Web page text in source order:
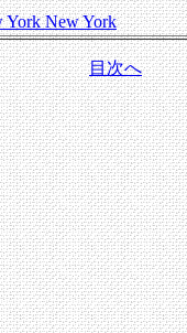
York New York
目次へ